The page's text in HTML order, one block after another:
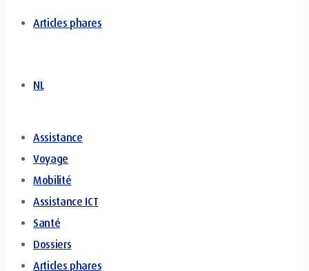
Articles phares
NL
Assistance
Voyage
Mobilité
Assistance ICT
Santé
Dossiers
Articles phares